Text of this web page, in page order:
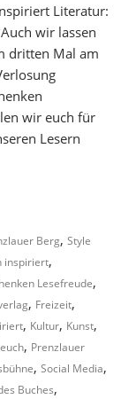
Literatur:
wir lassen
dritten Mal am
wir euch für
Lesern
Berg,Style
inspiriert,
Lesefreude,
, Freizeit,
, Kultur, Kunst,
, Prenzlauer
,Social Media,
Buches,